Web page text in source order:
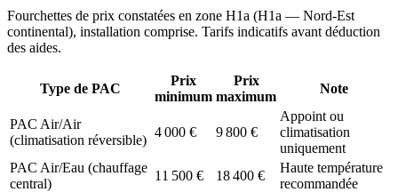
Fourchettes de prix constatées en zone H1a (H1a — Nord-Est
continental), installation comprise. Tarifs indicatifs avant déduction
des aides.
Type de PAC
Prix
minimum
Prix
maximum
Note
PAC Air/Air
(climatisation réversible)
4 000 € 9 800 €
Appoint ou
climatisation
uniquement
PAC Air/Eau (chauffage
central)
11 500 € 18 400 €
Haute température
recommandée